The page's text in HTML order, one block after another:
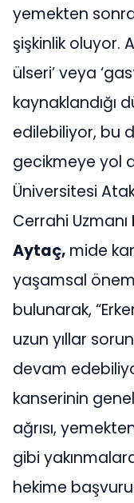
yemekten sonra
şişkinlik oluyor.
ülseri’ veya
kaynaklandığı
edilebiliyor, bu
gecikmeye yol
Üniversitesi
Cerrahi Uzmanı
Aytaç, mide
yaşamsal önem
bulunarak,
uzun yıllar
devam
kanserinin
ağrısı,
gibi
hekime